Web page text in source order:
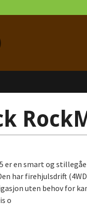
er en smart og
har firehjulsdrift
uten behov for
o